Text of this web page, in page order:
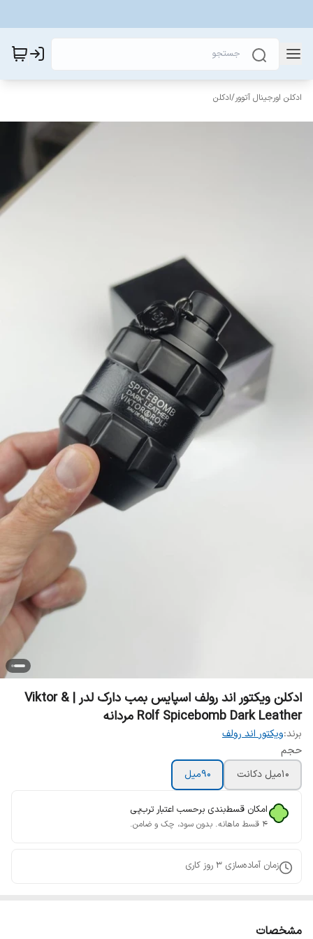
ادکلن اورجینال آتوور/ادکلن
ادکلن ویکتور اند رولف اسپایس بمب دارک لدر | Viktor &
Rolf Spicebomb Dark Leather مردانه
برند:ویکتور اند رولف
حجم
10میل دکانت
90میل
امکان قسط‌بندی برحسب اعتبار ترب‌پی
۴ قسط ماهانه. بدون سود، چک و ضامن.
زمان آماده‌سازی 3 روز کاری
مشخصات